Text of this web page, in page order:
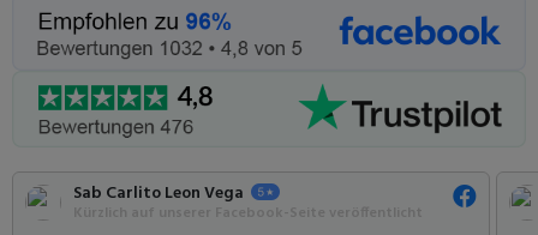
Sab Carlito Leon Vega